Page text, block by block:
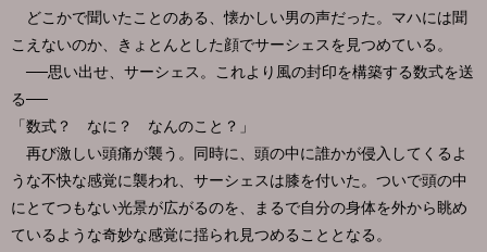
どこかで聞いたことのある、懐かしい男の声だった。マハには聞
こえないのか、きょとんとした顔でサーシェスを見つめている。
──思い出せ、サーシェス。これより風の封印を構築する数式を送
る──
「数式？ なに？ なんのこと？」
再び激しい頭痛が襲う。同時に、頭の中に誰かが侵入してくるよ
うな不快な感覚に襲われ、サーシェスは膝を付いた。ついで頭の中
にとてつもない光景が広がるのを、まるで自分の身体を外から眺め
ているような奇妙な感覚に揺られ見つめることとなる。